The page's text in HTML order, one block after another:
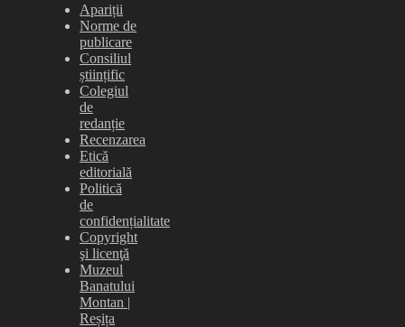
Apariții
Norme de
publicare
Consiliul
științific
Colegiul
de
redanție
Recenzarea
Etică
editorială
Politică
de
confidențialitate
Copyright
şi licenţă
Muzeul
Banatului
Montan |
Reșița